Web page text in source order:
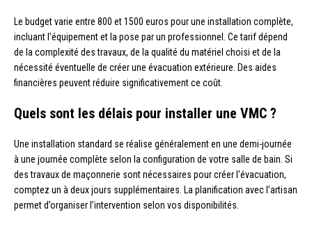
Le budget varie entre 800 et 1500 euros pour une installation complète,
incluant l’équipement et la pose par un professionnel. Ce tarif dépend
de la complexité des travaux, de la qualité du matériel choisi et de la
nécessité éventuelle de créer une évacuation extérieure. Des aides
financières peuvent réduire significativement ce coût.
Quels sont les délais pour installer une VMC ?
Une installation standard se réalise généralement en une demi-journée
à une journée complète selon la configuration de votre salle de bain. Si
des travaux de maçonnerie sont nécessaires pour créer l’évacuation,
comptez un à deux jours supplémentaires. La planification avec l’artisan
permet d’organiser l’intervention selon vos disponibilités.